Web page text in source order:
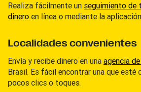
Realiza fácilmente un seguimiento de
dinero en línea o mediante la
Localidades convenientes
Envía y recibe dinero en una agencia
Brasil. Es fácil encontrar una que esté
pocos clics o toques.